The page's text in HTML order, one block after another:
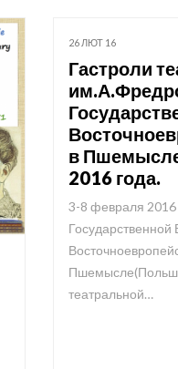
26 ЛЮТ 16
Гастроли
в
2016 года.
3-8 февраля
театральной…